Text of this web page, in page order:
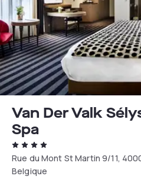
Van Der Valk
Spa
Rue du Mont St Martin 9/11,
Belgique